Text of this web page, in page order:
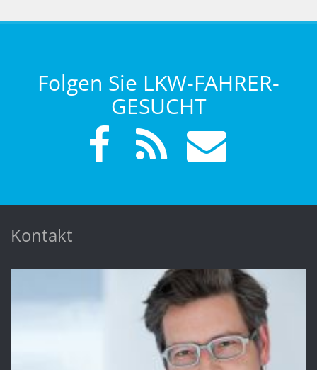
Folgen Sie LKW-FAHRER-
GESUCHT
Kontakt